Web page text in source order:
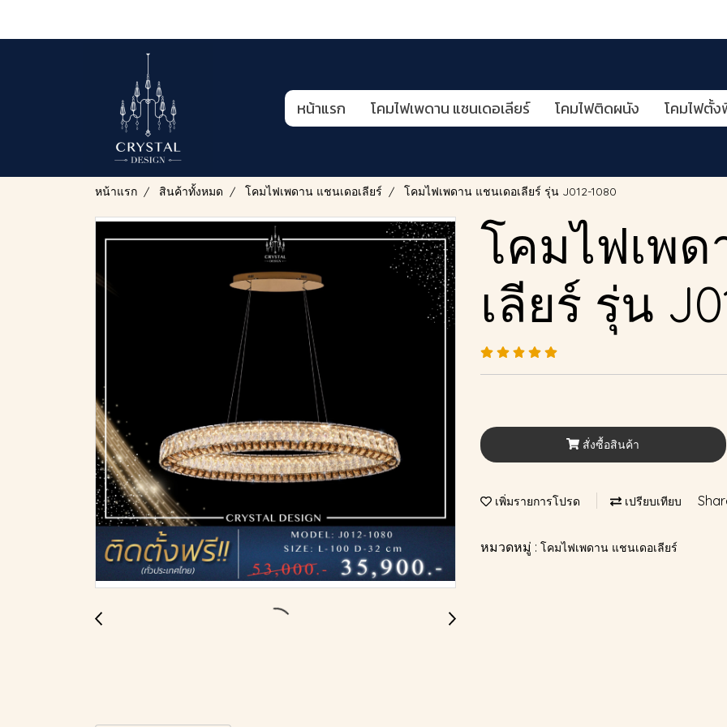
หน้าแรก โคมไฟเพดาน แชนเดอเลียร์ โคมไฟติดผนัง โคมไฟตั้
หน้าแรก สินค้าทั้งหมด โคมไฟเพดาน แชนเดอเลียร์ โคมไฟเพดาน แชนเดอเลียร์ รุ่น J012-1080
โคมไฟเพ
เลียร์ รุ่น
สั่งซื้อสินค้า
เพิ่มรายการโปรด เปรียบเทียบ
หมวดหมู่ : โคมไฟเพดาน แชนเดอเลียร์